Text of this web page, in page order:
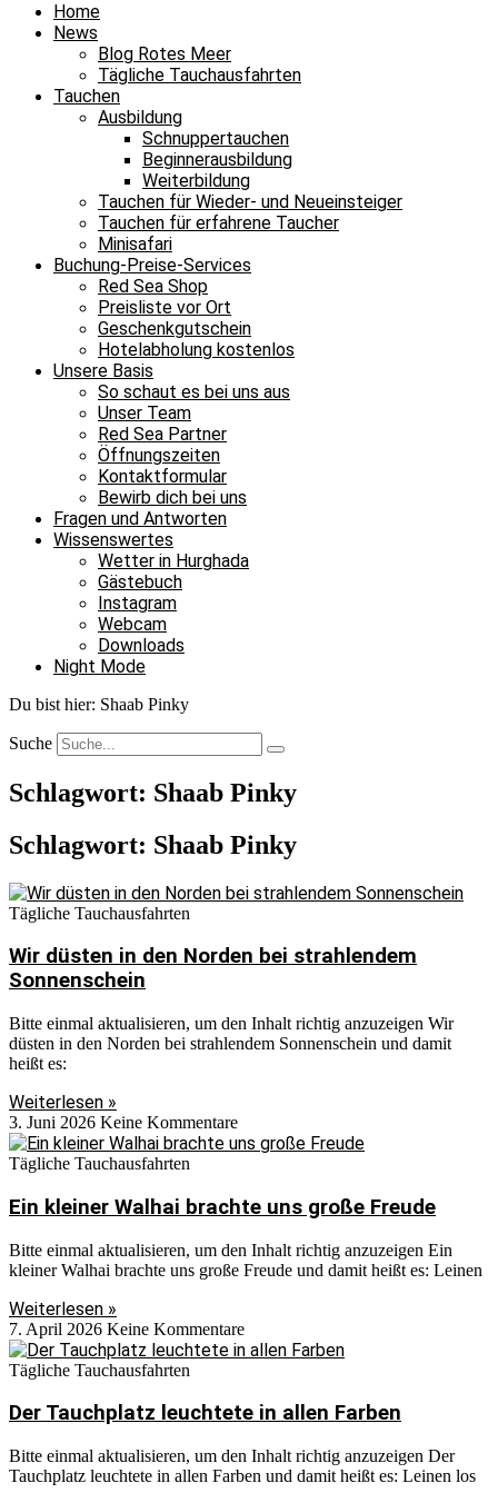
Home
News
Blog Rotes Meer
Tägliche Tauchausfahrten
Tauchen
Ausbildung
Schnuppertauchen
Beginnerausbildung
Weiterbildung
Tauchen für Wieder- und Neueinsteiger
Tauchen für erfahrene Taucher
Minisafari
Buchung-Preise-Services
Red Sea Shop
Preisliste vor Ort
Geschenkgutschein
Hotelabholung kostenlos
Unsere Basis
So schaut es bei uns aus
Unser Team
Red Sea Partner
Öffnungszeiten
Kontaktformular
Bewirb dich bei uns
Fragen und Antworten
Wissenswertes
Wetter in Hurghada
Gästebuch
Instagram
Webcam
Downloads
Night Mode
Du bist hier: Shaab Pinky
Suche
Schlagwort: Shaab Pinky
Schlagwort: Shaab Pinky
Tägliche Tauchausfahrten
Wir düsten in den Norden bei strahlendem
Sonnenschein
Bitte einmal aktualisieren, um den Inhalt richtig anzuzeigen Wir
düsten in den Norden bei strahlendem Sonnenschein und damit
heißt es:
Weiterlesen »
3. Juni 2026 Keine Kommentare
Tägliche Tauchausfahrten
Ein kleiner Walhai brachte uns große Freude
Bitte einmal aktualisieren, um den Inhalt richtig anzuzeigen Ein
kleiner Walhai brachte uns große Freude und damit heißt es: Leinen
Weiterlesen »
7. April 2026 Keine Kommentare
Tägliche Tauchausfahrten
Der Tauchplatz leuchtete in allen Farben
Bitte einmal aktualisieren, um den Inhalt richtig anzuzeigen Der
Tauchplatz leuchtete in allen Farben und damit heißt es: Leinen los